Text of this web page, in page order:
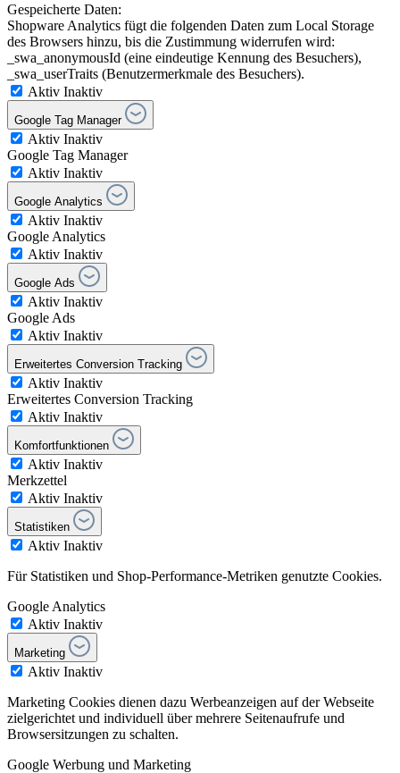
Gespeicherte Daten:
Shopware Analytics fügt die folgenden Daten zum Local Storage
des Browsers hinzu, bis die Zustimmung widerrufen wird:
_swa_anonymousId (eine eindeutige Kennung des Besuchers),
_swa_userTraits (Benutzermerkmale des Besuchers).
Aktiv Inaktiv
Google Tag Manager
Aktiv Inaktiv
Google Tag Manager
Aktiv Inaktiv
Google Analytics
Aktiv Inaktiv
Google Analytics
Aktiv Inaktiv
Google Ads
Aktiv Inaktiv
Google Ads
Aktiv Inaktiv
Erweitertes Conversion Tracking
Aktiv Inaktiv
Erweitertes Conversion Tracking
Aktiv Inaktiv
Komfortfunktionen
Aktiv Inaktiv
Merkzettel
Aktiv Inaktiv
Statistiken
Aktiv Inaktiv
Für Statistiken und Shop-Performance-Metriken genutzte Cookies.
Google Analytics
Aktiv Inaktiv
Marketing
Aktiv Inaktiv
Marketing Cookies dienen dazu Werbeanzeigen auf der Webseite
zielgerichtet und individuell über mehrere Seitenaufrufe und
Browsersitzungen zu schalten.
Google Werbung und Marketing